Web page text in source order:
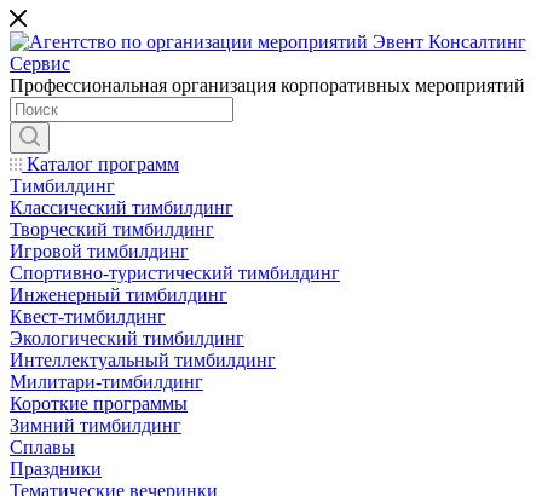
Профессиональная организация корпоративных мероприятий
Каталог программ
Тимбилдинг
Классический тимбилдинг
Творческий тимбилдинг
Игровой тимбилдинг
Спортивно-туристический тимбилдинг
Инженерный тимбилдинг
Квест-тимбилдинг
Экологический тимбилдинг
Интеллектуальный тимбилдинг
Милитари-тимбилдинг
Короткие программы
Зимний тимбилдинг
Сплавы
Праздники
Тематические вечеринки